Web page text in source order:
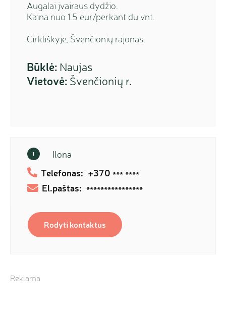
Augalai įvairaus dydžio.
Kaina nuo 1.5 eur/perkant du vnt.
Cirkliškyje, Švenčionių rajonas.
Būklė: Naujas
Vietovė: Švenčionių r.
I Ilona
Telefonas: +370 *** ****
El.paštas: ****************
Rodyti kontaktus
Reklama